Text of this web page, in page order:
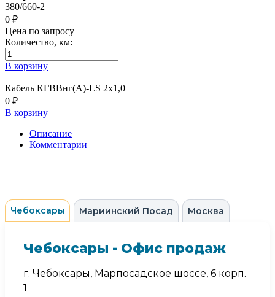
380/660-2
0 ₽
Цена по запросу
Количество, км:
В корзину
Кабель КГВВнг(А)-LS 2х1,0
0 ₽
В корзину
Описание
Комментарии
Чебоксары Мариинский Посад Москва
Чебоксары - Офис продаж
г. Чебоксары, Марпосадское шоссе, 6 корп.
1